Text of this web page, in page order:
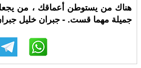
هناك من يستوطن أعماقك ، من
جميلة مهما قست. - جبران خليل